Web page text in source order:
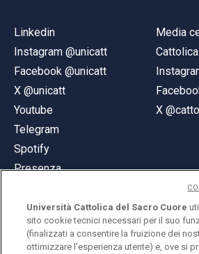
Linkedin
Instagram @unicatt
Facebook @unicatt
X @unicatt
Youtube
Telegram
Spotify
Presenza
Media
X
© Università Cattolica del Sacro Cuore
Università Cattolica del Sacro Cuore
sito cookie tecnici necessari per il suo
(finalizzati a consentire la fruizione dei
ottimizzare l'esperienza utente) e, ove si